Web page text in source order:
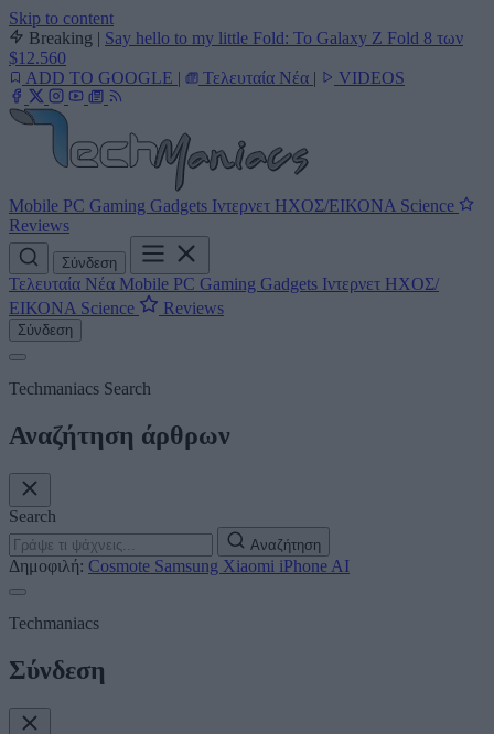
Skip to content
Breaking | Say hello to my little Fold: Το Galaxy Z Fold 8 των
$12.560
ADD TO GOOGLE | Τελευταία Νέα | VIDEOS
Mobile PC Gaming Gadgets Ιντερνετ ΗΧΟΣ/ΕΙΚΟΝΑ Science
Reviews
Σύνδεση
Τελευταία Νέα Mobile PC Gaming Gadgets Ιντερνετ ΗΧΟΣ/
ΕΙΚΟΝΑ Science Reviews
Σύνδεση
Techmaniacs Search
Αναζήτηση άρθρων
Search
Αναζήτηση
Δημοφιλή: Cosmote Samsung Xiaomi iPhone AI
Techmaniacs
Σύνδεση